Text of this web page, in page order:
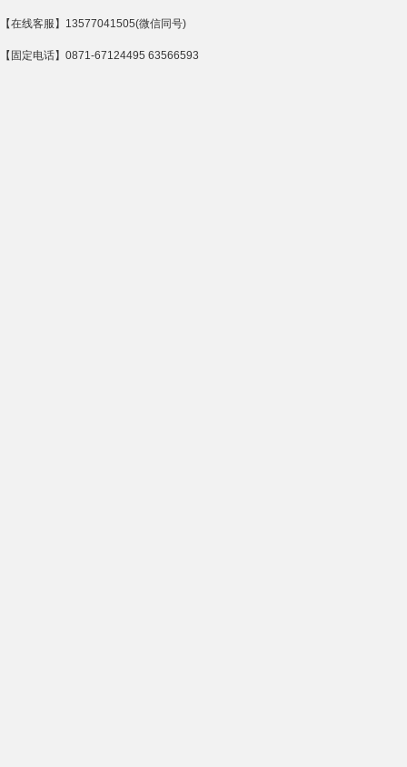
【在线客服】13577041505(微信同号)
【固定电话】0871-67124495 63566593